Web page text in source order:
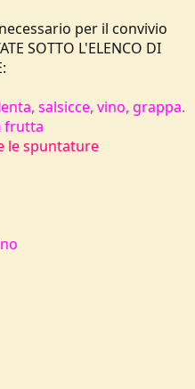
per il convivio
SOTTO L'ELENCO DI
salsicce, vino, grappa.
frutta
le spuntature